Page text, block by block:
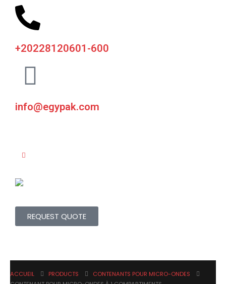
+20228120601-600
info@egypak.com
REQUEST QUOTE
ACCUEIL PRODUCTS
CONTENANTS POUR MICRO-ONDES